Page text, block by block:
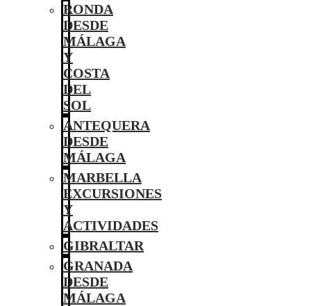
RONDA
DESDE
MÁLAGA
Y
COSTA
DEL
SOL
ANTEQUERA
DESDE
MÁLAGA
MARBELLA
EXCURSIONES
Y
ACTIVIDADES
GIBRALTAR
GRANADA
DESDE
MÁLAGA